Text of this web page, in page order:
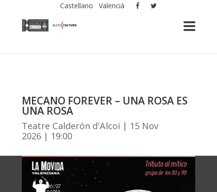
Castellano Valencià
MECANO FOREVER – UNA ROSA ES
UNA ROSA
Teatre Calderón d'Alcoi | 15 Nov
2026 | 19:00